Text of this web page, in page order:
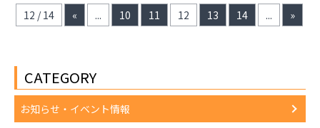
12 / 14 « ... 10 11 12 13 14 ... »
CATEGORY
お知らせ・イベント情報